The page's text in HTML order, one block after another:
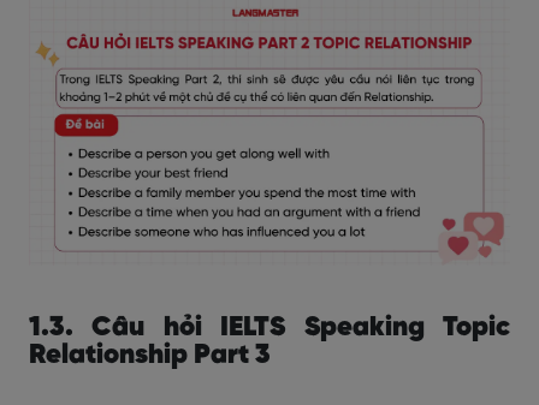
1.3. Câu hỏi IELTS Speaking Topic
Relationship Part 3